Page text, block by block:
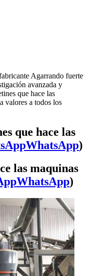
Agarrando fuerte
avanzada y
que hace las
valores a todos los
que hace las
WhatsApp)
las maquinas
WhatsApp)